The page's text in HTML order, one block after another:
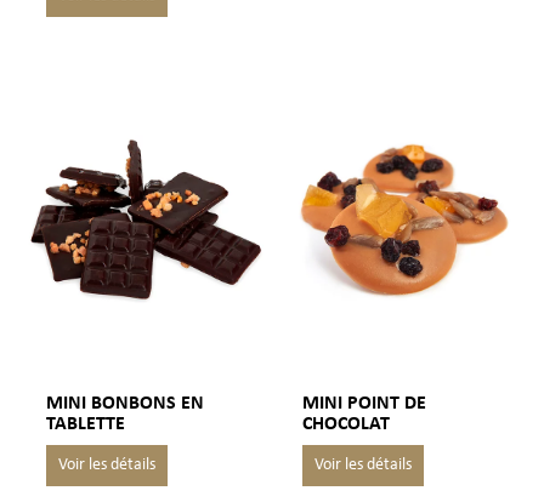
MINI BONBONS EN
TABLETTE
MINI POINT DE
CHOCOLAT